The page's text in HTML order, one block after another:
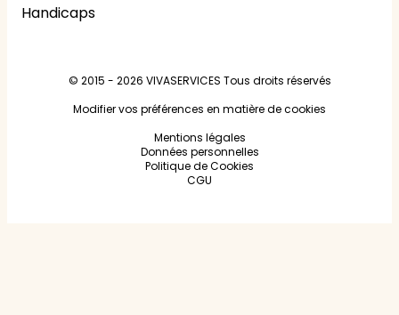
Handicaps
© 2015 - 2026 VIVASERVICES Tous droits réservés
Modifier vos préférences en matière de cookies
Mentions légales
Données personnelles
Politique de Cookies
CGU